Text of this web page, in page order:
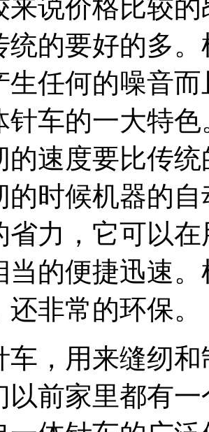
来说价格比较
统的要好的多
生任何的噪音
针车的一大特
的速度要比传
的时候机器的
省力，它可以
当的便捷迅速
非常的环保。
车，用来缝纫
以前家里都有